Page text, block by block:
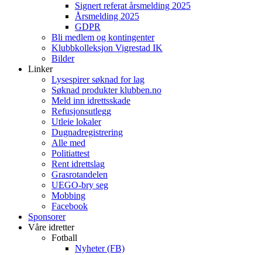
Signert referat årsmelding 2025
Årsmelding 2025
GDPR
Bli medlem og kontingenter
Klubbkolleksjon Vigrestad IK
Bilder
Linker
Lysespirer søknad for lag
Søknad produkter klubben.no
Meld inn idrettsskade
Refusjonsutlegg
Utleie lokaler
Dugnadregistrering
Alle med
Politiattest
Rent idrettslag
Grasrotandelen
UEGO-bry seg
Mobbing
Facebook
Sponsorer
Våre idretter
Fotball
Nyheter (FB)